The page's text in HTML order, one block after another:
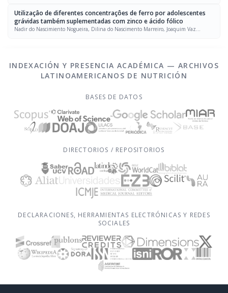
Utilizaçâo de diferentes concentraçôes de ferro por adolescentes
grávidas também suplementadas com zinco e ácido fólico
Nadir do Nascimiento Nogueira, Dilina do Nascimento Marreiro, Joaquim Vaz
INDEXACIÓN Y PRESENCIA ACADÉMICA — ARCHIVOS
LATINOAMERICANOS DE NUTRICIÓN
BASES DE DATOS
DIRECTORIOS / REPOSITORIOS
DECLARACIONES, HERRAMIENTAS ELECTRÓNICAS Y REDES
SOCIALES